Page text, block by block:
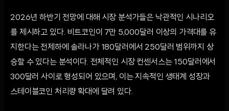
2026년 하반기 전망에 대해 시장 분석가들은 낙관적인 시나리오
를 제시하고 있다. 비트코인이 7만 5,000달러 이상의 가격대를 유
지한다는 전제하에 솔라나가 180달러에서 250달러 범위까지 상
승할 수 있다는 분석이다. 전체적인 시장 컨센서스는 150달러에서
300달러 사이로 형성되어 있으며, 이는 지속적인 생태계 성장과
스테이블코인 처리량 확대에 달려 있다.